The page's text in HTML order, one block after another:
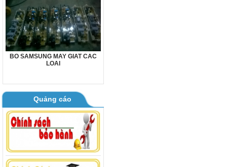
BO SAMSUNG MAY GIAT CAC
LOAI
Quảng cáo